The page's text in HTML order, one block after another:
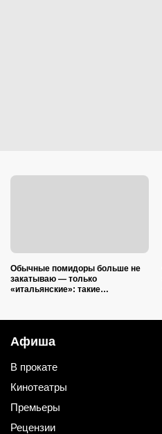
Обычные помидоры больше не
закатываю — только
«итальянские»: такие
Афиша
В прокате
Кинотеатры
Премьеры
Рецензии